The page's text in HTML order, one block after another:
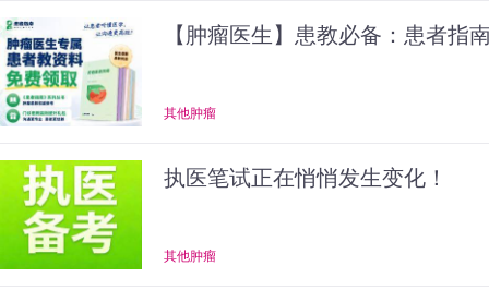
【肿瘤医生】患教必备：患者指
其他肿瘤
执医笔试正在悄悄发生变化！
其他肿瘤